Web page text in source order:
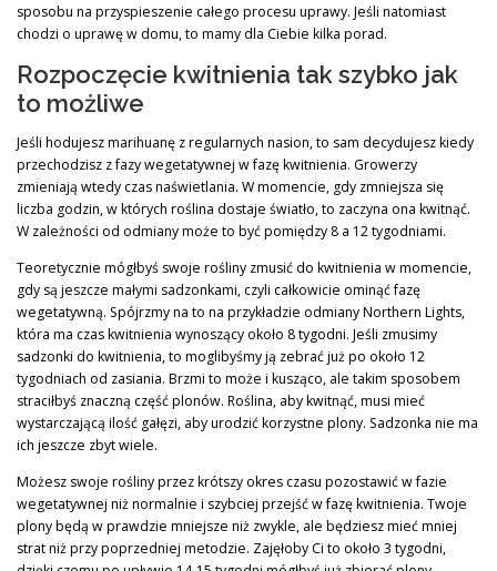
sposobu na przyspieszenie całego procesu uprawy. Jeśli natomiast
chodzi o uprawę w domu, to mamy dla Ciebie kilka porad.
Rozpoczęcie kwitnienia tak szybko jak
to możliwe
Jeśli hodujesz marihuanę z regularnych nasion, to sam decydujesz kiedy
przechodzisz z fazy wegetatywnej w fazę kwitnienia. Growerzy
zmieniają wtedy czas naświetlania. W momencie, gdy zmniejsza się
liczba godzin, w których roślina dostaje światło, to zaczyna ona kwitnąć.
W zależności od odmiany może to być pomiędzy 8 a 12 tygodniami.
Teoretycznie mógłbyś swoje rośliny zmusić do kwitnienia w momencie,
gdy są jeszcze małymi sadzonkami, czyli całkowicie ominąć fazę
wegetatywną. Spójrzmy na to na przykładzie odmiany Northern Lights,
która ma czas kwitnienia wynoszący około 8 tygodni. Jeśli zmusimy
sadzonki do kwitnienia, to moglibyśmy ją zebrać już po około 12
tygodniach od zasiania. Brzmi to może i kusząco, ale takim sposobem
straciłbyś znaczną część plonów. Roślina, aby kwitnąć, musi mieć
wystarczającą ilość gałęzi, aby urodzić korzystne plony. Sadzonka nie ma
ich jeszcze zbyt wiele.
Możesz swoje rośliny przez krótszy okres czasu pozostawić w fazie
wegetatywnej niż normalnie i szybciej przejść w fazę kwitnienia. Twoje
plony będą w prawdzie mniejsze niż zwykle, ale będziesz mieć mniej
strat niż przy poprzedniej metodzie. Zajęłoby Ci to około 3 tygodni,